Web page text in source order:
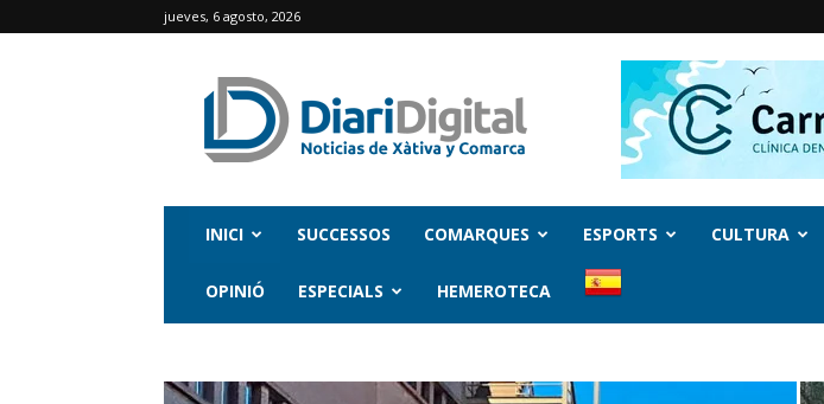
jueves, 6 agosto, 2026
INICI SUCCESSOS COMARQUES ESPORTS CULTURA
OPINIÓ ESPECIALS HEMEROTECA